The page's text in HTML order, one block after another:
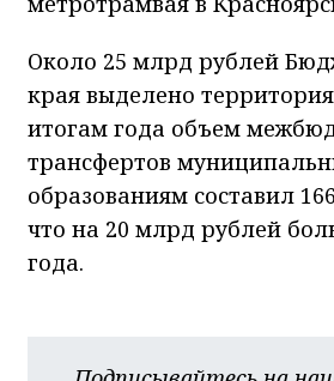
Около 25 млрд рублей
края выделено
итогам года объем
трансфертов
образованиям составил
что на 20 млрд рублей
года.